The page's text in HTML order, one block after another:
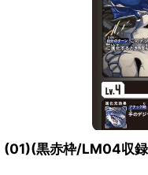
(01)(黒赤枠/LM04収